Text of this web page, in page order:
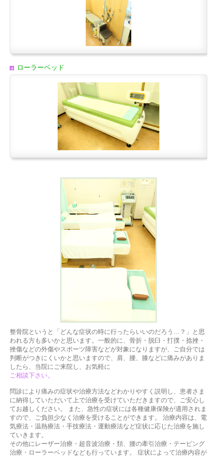
ローラーベッド
整骨院というと「どんな症状の時に行ったらいいのだろう…？」と思
われる方も多いかと思います。一般的に、骨折・脱臼・打撲・捻挫・
挫傷などの外傷やスポーツ障害などが対象になりますが、ご自分では
判断がつきにくいかと思いますので、肩、腰、膝などに痛みがありま
したら、当院にご来院し、お気軽に
ご相談下さい。
問診により痛みの症状や治療方法などわかりやすく説明し、患者さま
に納得していただいて上で治療を受けていただきますので、ご安心し
てお越しください。 また、急性の症状には各種健康保険が適用されま
すので、ご負担少なく治療を受けることができます。 治療内容は、電
気療法・温熱療法・手技療法・運動療法など症状に応じた治療を施し
ていきます。
その他にレーザー治療・超音波治療・頚、腰の牽引治療・テーピング
治療・ローラーベッドなども行っています。 症状によって治療内容が